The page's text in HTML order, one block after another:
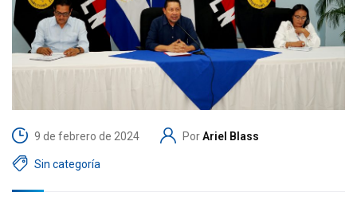
9 de febrero de 2024 PorAriel Blass
Sin categoría